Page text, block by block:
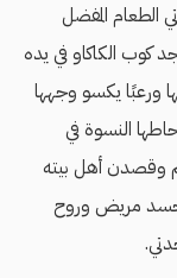
الطعام المفضل
كوب الكاكاو في يده
ورعبًا يكسو وجهها
النسوة في
وقصدن أهل بيته
جسد مريض وروح